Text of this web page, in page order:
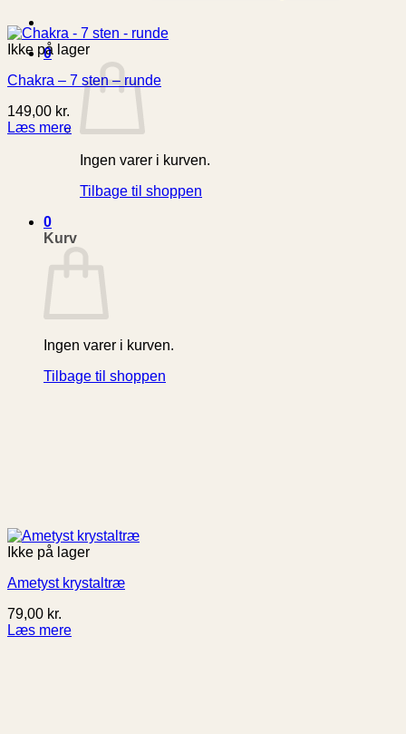
0
Ingen varer i kurven.
Tilbage til shoppen
0
Kurv
Ingen varer i kurven.
Tilbage til shoppen
Ikke på lager
Chakra – 7 sten – runde
149,00 kr.
Læs mere
Ikke på lager
Ametyst krystaltræ
79,00 kr.
Læs mere